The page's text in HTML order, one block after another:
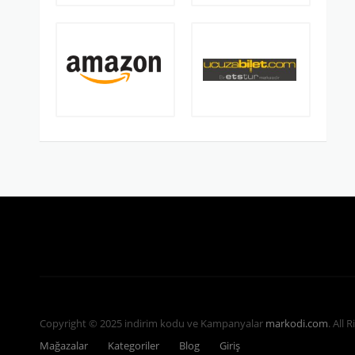
Copyright © 2025 indirim kodu ve Kampanyalar markodi.com. All
Mağazalar
Kategoriler Blog Giriş